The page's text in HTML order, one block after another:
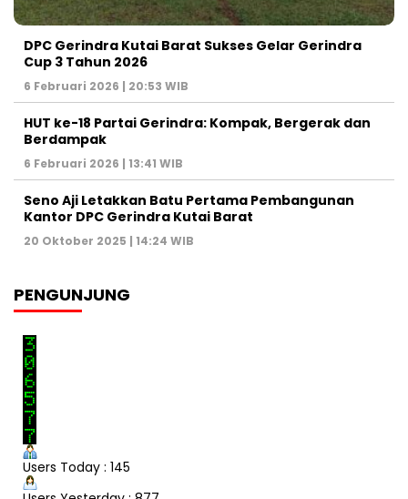
DPC Gerindra Kutai Barat Sukses Gelar Gerindra
Cup 3 Tahun 2026
6 Februari 2026 | 20:53 WIB
HUT ke-18 Partai Gerindra: Kompak, Bergerak dan
Berdampak
6 Februari 2026 | 13:41 WIB
Seno Aji Letakkan Batu Pertama Pembangunan
Kantor DPC Gerindra Kutai Barat
20 Oktober 2025 | 14:24 WIB
PENGUNJUNG
Users Today : 145